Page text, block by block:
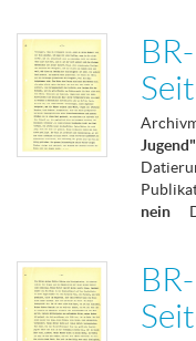
nein